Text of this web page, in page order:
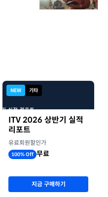
NEW 기타
ITV 2026 상반기 실적
리포트
유료회원할인가
100% Off 무료
지금 구매하기